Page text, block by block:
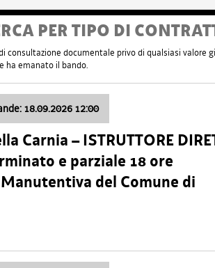
PER TIPO DI
documentale privo di qualsiasi valore
ha emanato il bando.
18.09.2026 12:00
Carnia – ISTRUTTORE
e parziale 18 ore
del Comune di